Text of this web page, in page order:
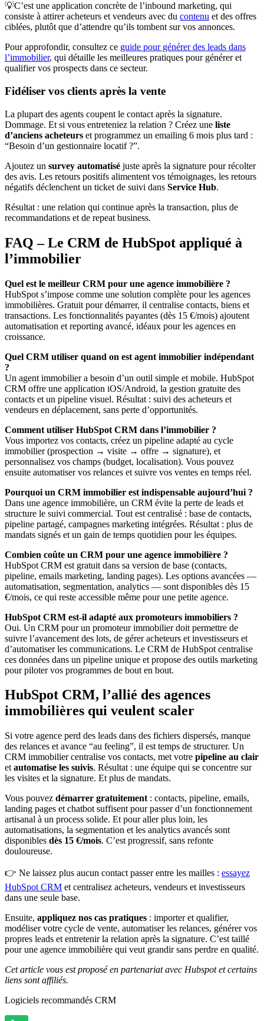
💡C’est une application concrète de l’inbound marketing, qui
consiste à attirer acheteurs et vendeurs avec du contenu et des offres
ciblées, plutôt que d’attendre qu’ils tombent sur vos annonces.
Pour approfondir, consultez ce guide pour générer des leads dans
l’immobilier, qui détaille les meilleures pratiques pour générer et
qualifier vos prospects dans ce secteur.
Fidéliser vos clients après la vente
La plupart des agents coupent le contact après la signature.
Dommage. Et si vous entreteniez la relation ? Créez une liste
d’anciens acheteurs et programmez un emailing 6 mois plus tard :
“Besoin d’un gestionnaire locatif ?”.
Ajoutez un survey automatisé juste après la signature pour récolter
des avis. Les retours positifs alimentent vos témoignages, les retours
négatifs déclenchent un ticket de suivi dans Service Hub.
Résultat : une relation qui continue après la transaction, plus de
recommandations et de repeat business.
FAQ – Le CRM de HubSpot appliqué à
l’immobilier
Quel est le meilleur CRM pour une agence immobilière ?
HubSpot s’impose comme une solution complète pour les agences
immobilières. Gratuit pour démarrer, il centralise contacts, biens et
transactions. Les fonctionnalités payantes (dès 15 €/mois) ajoutent
automatisation et reporting avancé, idéaux pour les agences en
croissance.
Quel CRM utiliser quand on est agent immobilier indépendant
?
Un agent immobilier a besoin d’un outil simple et mobile. HubSpot
CRM offre une application iOS/Android, la gestion gratuite des
contacts et un pipeline visuel. Résultat : suivi des acheteurs et
vendeurs en déplacement, sans perte d’opportunités.
Comment utiliser HubSpot CRM dans l’immobilier ?
Vous importez vos contacts, créez un pipeline adapté au cycle
immobilier (prospection → visite → offre → signature), et
personnalisez vos champs (budget, localisation). Vous pouvez
ensuite automatiser vos relances et suivre vos ventes en temps réel.
Pourquoi un CRM immobilier est indispensable aujourd’hui ?
Dans une agence immobilière, un CRM évite la perte de leads et
structure le suivi commercial. Tout est centralisé : base de contacts,
pipeline partagé, campagnes marketing intégrées. Résultat : plus de
mandats signés et un gain de temps quotidien pour les équipes.
Combien coûte un CRM pour une agence immobilière ?
HubSpot CRM est gratuit dans sa version de base (contacts,
pipeline, emails marketing, landing pages). Les options avancées —
automatisation, segmentation, analytics — sont disponibles dès 15
€/mois, ce qui reste accessible même pour une petite agence.
HubSpot CRM est-il adapté aux promoteurs immobiliers ?
Oui. Un CRM pour un promoteur immobilier doit permettre de
suivre l’avancement des lots, de gérer acheteurs et investisseurs et
d’automatiser les communications. Le CRM de HubSpot centralise
ces données dans un pipeline unique et propose des outils marketing
pour piloter vos programmes de bout en bout.
HubSpot CRM, l’allié des agences
immobilières qui veulent scaler
Si votre agence perd des leads dans des fichiers dispersés, manque
des relances et avance “au feeling”, il est temps de structurer. Un
CRM immobilier centralise vos contacts, met votre pipeline au clair
et automatise les suivis. Résultat : une équipe qui se concentre sur
les visites et la signature. Et plus de mandats.
Vous pouvez démarrer gratuitement : contacts, pipeline, emails,
landing pages et chatbot suffisent pour passer d’un fonctionnement
artisanal à un process solide. Et pour aller plus loin, les
automatisations, la segmentation et les analytics avancés sont
disponibles dès 15 €/mois. C’est progressif, sans refonte
douloureuse.
👉 Ne laissez plus aucun contact passer entre les mailles : essayez
HubSpot CRM et centralisez acheteurs, vendeurs et investisseurs
dans une seule base.
Ensuite, appliquez nos cas pratiques : importer et qualifier,
modéliser votre cycle de vente, automatiser les relances, générer vos
propres leads et entretenir la relation après la signature. C’est taillé
pour une agence immobilière qui veut grandir sans perdre en qualité.
Cet article vous est proposé en partenariat avec Hubspot et certains
liens sont affiliés.
Logiciels recommandés CRM